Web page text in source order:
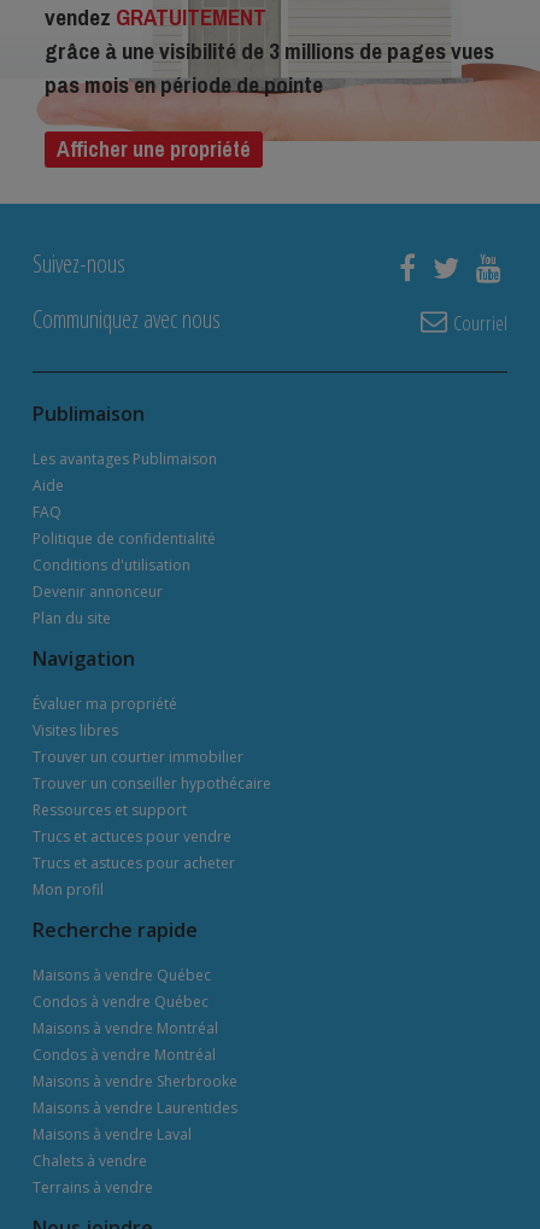
vendez GRATUITEMENT
grâce à une visibilité de 3 millions de pages vues
pas mois en période de pointe
Afficher une propriété
Suivez-nous
Communiquez avec nous
Courriel
Publimaison
Les avantages Publimaison
Aide
FAQ
Politique de confidentialité
Conditions d'utilisation
Devenir annonceur
Plan du site
Navigation
Évaluer ma propriété
Visites libres
Trouver un courtier immobilier
Trouver un conseiller hypothécaire
Ressources et support
Trucs et actuces pour vendre
Trucs et astuces pour acheter
Mon profil
Recherche rapide
Maisons à vendre Québec
Condos à vendre Québec
Maisons à vendre Montréal
Condos à vendre Montréal
Maisons à vendre Sherbrooke
Maisons à vendre Laurentides
Maisons à vendre Laval
Chalets à vendre
Terrains à vendre